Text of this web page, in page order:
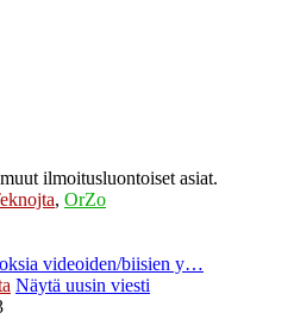
ilmoitusluontoiset asiat.
, OrZo
videoiden/biisien y…
Näytä uusin viesti